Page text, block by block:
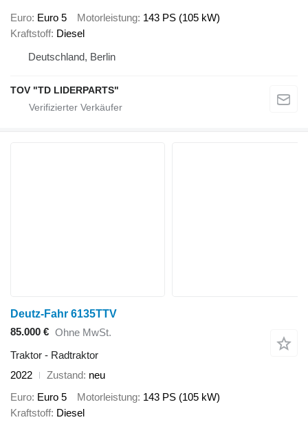
Euro Euro 5 Motorleistung 143 PS (105 kW)
Kraftstoff Diesel
Deutschland, Berlin
TOV "TD LIDERPARTS"
Deutz-Fahr 6135TTV
85.000 € Ohne MwSt.
Traktor - Radtraktor
2022
Zustand neu
Euro Euro 5 Motorleistung 143 PS (105 kW)
Kraftstoff Diesel